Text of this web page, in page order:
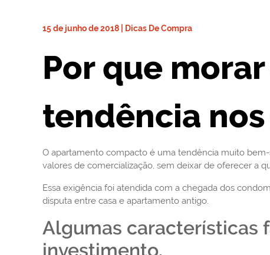
15 de junho de 2018 | Dicas De Compra
Por que
tendência
O apartamento compacto é uma tendência muito
valores de comercialização, sem deixar de oferecer a
Essa exigência foi atendida com a chegada dos
disputa entre casa e apartamento antigo.
Algumas características
investimento.